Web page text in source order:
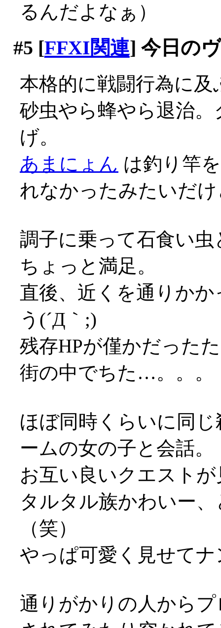
るんだよなぁ）
#5 [FFXI関連] 今日の
本格的に戦闘行為に及
砂虫やら蜂やら退治
げ。
あまにょん は釣り竿
れなかったみたいだ
調子に乗って石食い
ちょっと満足。
直後、近くを通りか
う(´Д｀;)
残存HPが僅かだった
街の中でちた…。。。
ほぼ同時くらいに同
ームの女の子と会話。
お互い良いクエスト
タルタル族かわいー
（笑）
やっぱ可愛く見せて
通りがかりの人から